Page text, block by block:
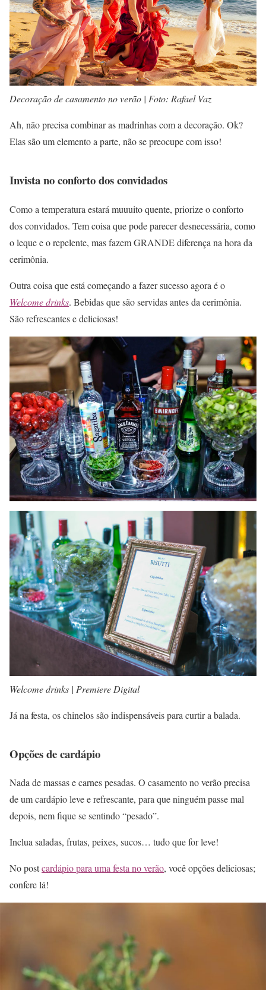
Decoração de casamento no verão | Foto: Rafael Vaz
Ah, não precisa combinar as madrinhas com a decoração. Ok?
Elas são um elemento a parte, não se preocupe com isso!
Invista no conforto dos convidados
Como a temperatura estará muuuito quente, priorize o conforto
dos convidados. Tem coisa que pode parecer desnecessária, como
o leque e o repelente, mas fazem GRANDE diferença na hora da
cerimônia.
Outra coisa que está começando a fazer sucesso agora é o
Welcome drinks. Bebidas que são servidas antes da cerimônia.
São refrescantes e deliciosas!
Welcome drinks | Premiere Digital
Já na festa, os chinelos são indispensáveis para curtir a balada.
Opções de cardápio
Nada de massas e carnes pesadas. O casamento no verão precisa
de um cardápio leve e refrescante, para que ninguém passe mal
depois, nem fique se sentindo “pesado”.
Inclua saladas, frutas, peixes, sucos… tudo que for leve!
No postcardápio para uma festa no verão, você opções deliciosas;
confere lá!